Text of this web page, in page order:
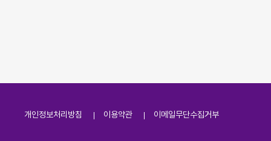
개인정보처리방침 이용약관 이메일무단수집거부